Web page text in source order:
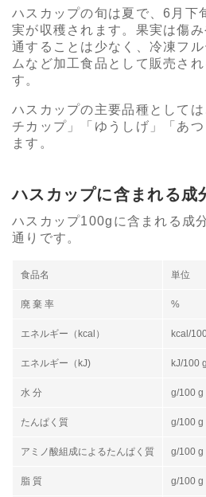
ハスカップの旬は夏で、6月下
実が収穫されます。果実は傷
通することは少なく、冷凍フ
ムなど加工食品として販売さ
す。
ハスカップの主要品種として
チカップ」「ゆうしげ」「あ
ます。
ハスカップに含まれる成
ハスカップ100gに含まれる成
通りです。
食品名 単位
廃 棄 率 %
エネルギー（kcal） kcal/
エネルギー（kJ) kJ/100 g
水 分 g/100 g
たんぱく質 g/100 g
アミノ酸組成によるたんぱく質 g/100 g
脂 質 g/100 g